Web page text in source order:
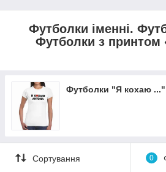
Футболки іменні.
Футболки з
Футболки "Я кохаю ..."
Сортування 0